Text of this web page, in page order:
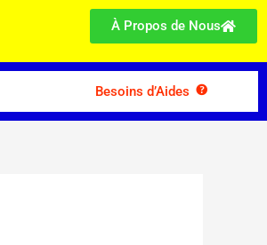
À Propos de Nous
Besoins d’Aides